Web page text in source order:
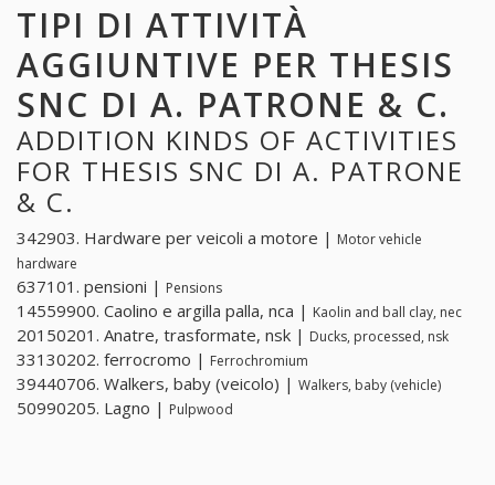
TIPI DI ATTIVITÀ
AGGIUNTIVE PER THESIS
SNC DI A. PATRONE & C.
ADDITION KINDS OF ACTIVITIES
FOR THESIS SNC DI A. PATRONE
& C.
342903. Hardware per veicoli a motore | Motor vehicle
hardware
637101. pensioni | Pensions
14559900. Caolino e argilla palla, nca | Kaolin and ball clay, nec
20150201. Anatre, trasformate, nsk | Ducks, processed, nsk
33130202. ferrocromo | Ferrochromium
39440706. Walkers, baby (veicolo) | Walkers, baby (vehicle)
50990205. Lagno | Pulpwood